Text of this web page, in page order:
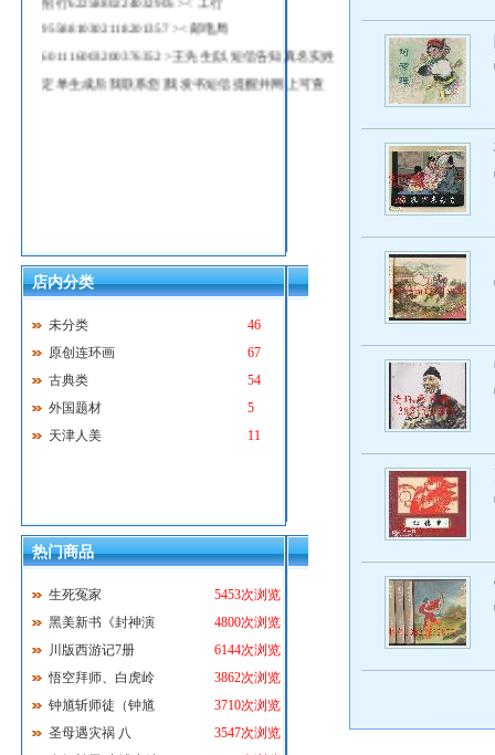
9558810302118201357 >< 邮电局
601116003200376352 >王先生[以短信告知真名实姓
定单生成后我联系您]我发书短信提醒并网上可查
店内分类
未分类
46
原创连环画
67
古典类
54
外国题材
5
天津人美
11
热门商品
生死冤家
5453次浏览
黑美新书《封神演
4800次浏览
川版西游记7册
6144次浏览
悟空拜师、白虎岭
3862次浏览
钟馗斩师徒（钟馗
3710次浏览
圣母遇灾祸 八
3547次浏览